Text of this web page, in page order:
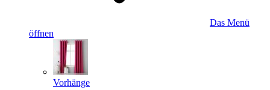
Das Menü
öffnen
Vorhänge